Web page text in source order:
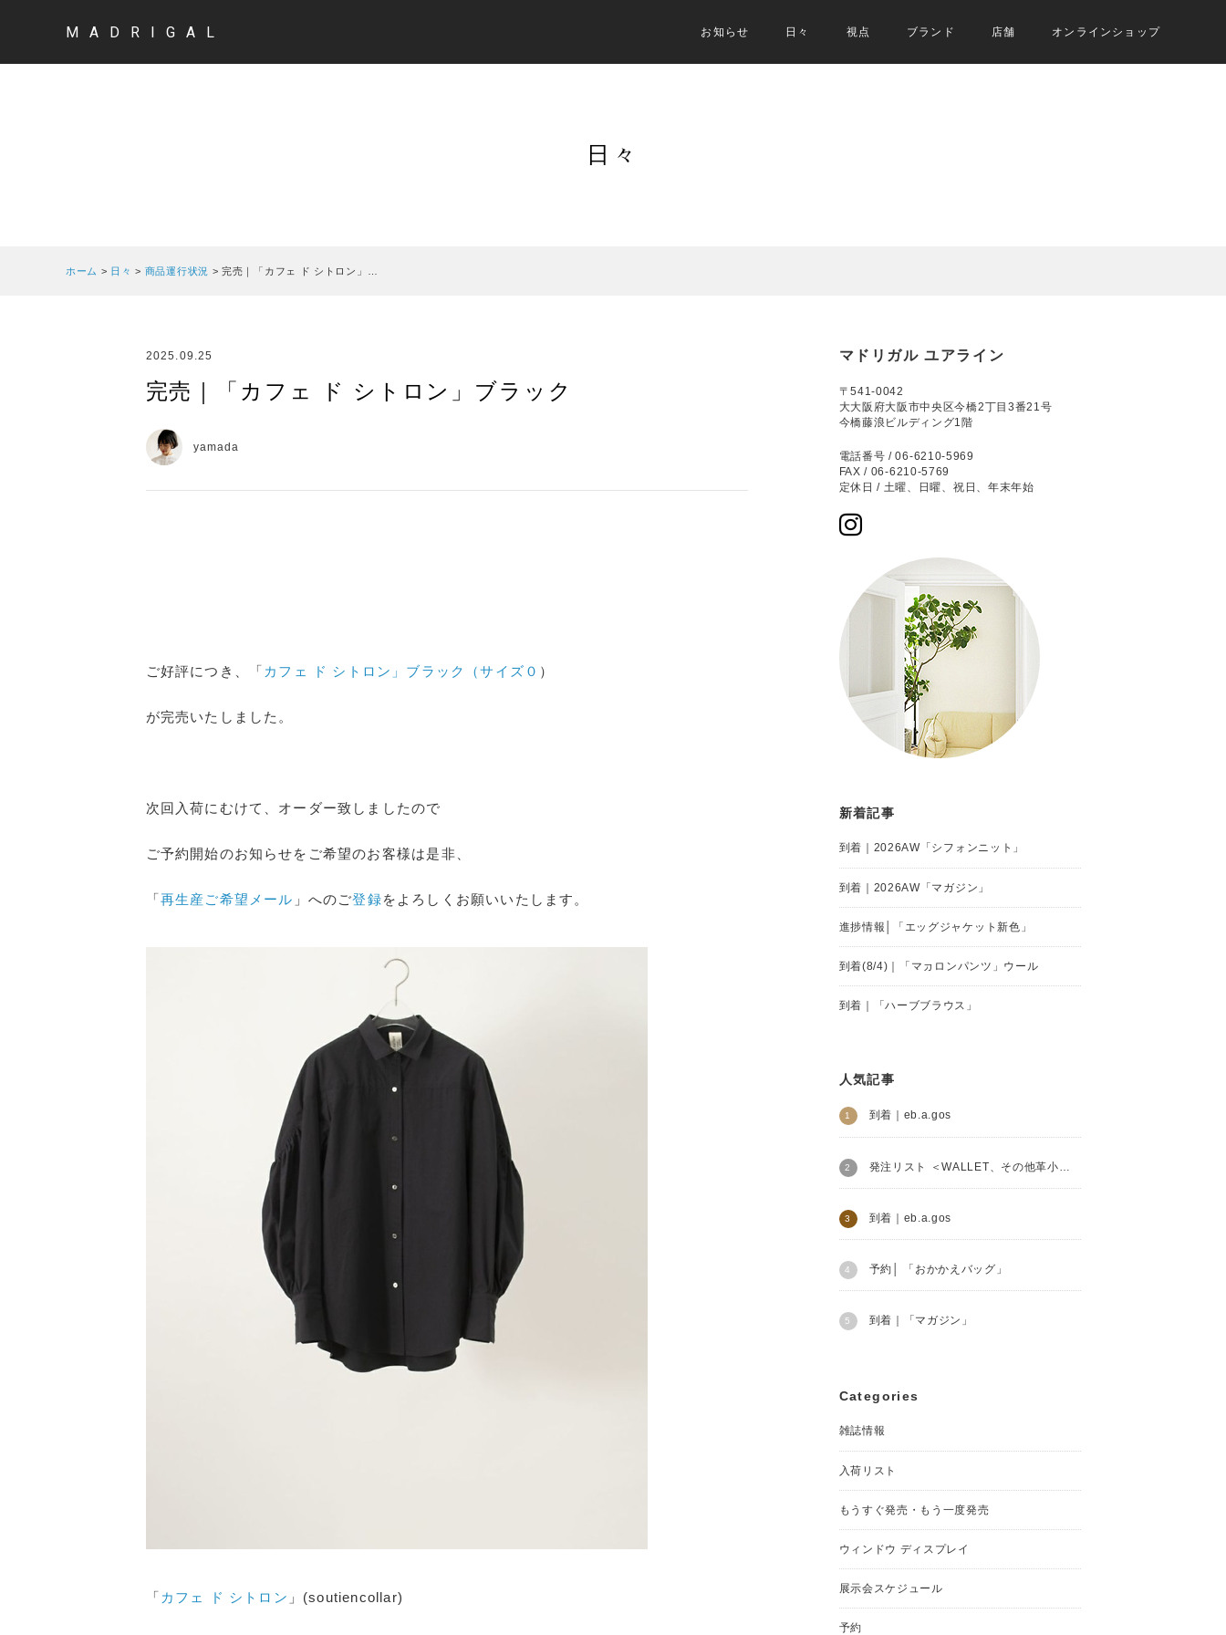
MADRIGAL お知らせ 日々 視点 ブランド 店舗 オンラインショップ
日々
ホーム > 日々 > 商品運行状況 >完売｜「カフェ ド シトロン」…
2025.09.25
完売｜「カフェ ド シトロン」ブラック
yamada
ご好評につき、「 カフェ ド シトロン」ブラック（サイズ０ ）
が完売いたしました。
次回入荷にむけて、オーダー致しましたので
ご予約開始のお知らせをご希望のお客様は是非、
「再生産ご希望メール 」へのご登録をよろしくお願いいたします。
「 カフェ ド シトロン 」(soutiencollar)
マドリガル ユアライン
〒541-0042
大大阪府大阪市中央区今橋2丁目3番21号
今橋藤浪ビルディング1階
電話番号 / 06-6210-5969
FAX / 06-6210-5769
定休日 / 土曜、日曜、祝日、年末年始
新着記事
到着｜2026AW「シフォンニット」
到着｜2026AW「マガジン」
進捗情報│「エッグジャケット新色」
到着(8/4)｜「マカロンパンツ」ウール
到着｜「ハーブブラウス」
人気記事
到着｜eb.a.gos
発注リスト ＜WALLET、その他革小物＞│Henry Beguelin
到着｜eb.a.gos
予約│ 「おかかえバッグ」
到着｜「マガジン」
Categories
雑誌情報
入荷リスト
もうすぐ発売・もう一度発売
ウィンドウ ディスプレイ
展示会スケジュール
予約